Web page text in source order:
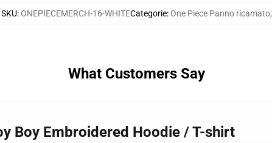
SKU:ONEPIECEMERCH-16-WHITECategorie:One Piece Panno ricamato,
What Customers Say
Boy Embroidered Hoodie / T-shirt